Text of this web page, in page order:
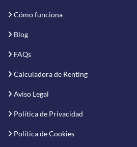
Cómo funciona
Blog
FAQs
Calculadora de Renting
Aviso Legal
Política de Privacidad
Política de Cookies